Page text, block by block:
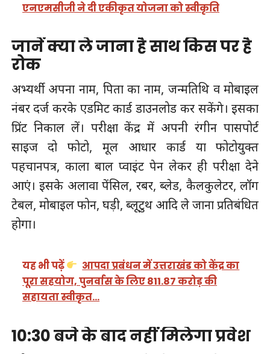
एनएमसीजी ने दी एकीकृत योजना को स्वीकृति
जानें क्या ले जाना है साथ किस पर है
रोक
अभ्यर्थी अपना नाम, पिता का नाम, जन्मतिथि व मोबाइल
नंबर दर्ज करके एडमिट कार्ड डाउनलोड कर सकेंगे। इसका
प्रिंट निकाल लें। परीक्षा केंद्र में अपनी रंगीन पासपोर्ट
साइज दो फोटो, मूल आधार कार्ड या फोटोयुक्त
पहचानपत्र, काला बाल प्वाइंट पेन लेकर ही परीक्षा देने
आएं। इसके अलावा पेंसिल, रबर, ब्लेड, कैलकुलेटर, लॉग
टेबल, मोबाइल फोन, घड़ी, ब्लूटुथ आदि ले जाना प्रतिबंधित
होगा।
यह भी पढ़ें
आपदा प्रबंधन में उत्तराखंड को केंद्र का
पूरा सहयोग, पुनर्वास के लिए 811.87 करोड़ की
सहायता स्वीकृत…
10:30 बजे के बाद नहीं मिलेगा प्रवेश